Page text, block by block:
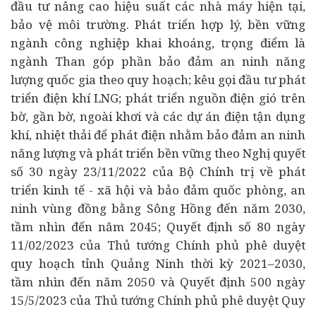
đầu tư nâng cao hiệu suất các nhà máy hiện tại,
bảo vệ môi trường. Phát triển hợp lý, bền vững
ngành công nghiệp khai khoáng, trọng điểm là
ngành Than góp phần bảo đảm an ninh năng
lượng quốc gia theo quy hoạch; kêu gọi đầu tư phát
triển điện khí LNG; phát triển nguồn điện gió trên
bờ, gần bờ, ngoài khơi và các dự án điện tận dụng
khí, nhiệt thải để phát điện nhằm bảo đảm an ninh
năng lượng và phát triển bền vững theo Nghị quyết
số 30 ngày 23/11/2022 của Bộ Chính trị về phát
triển kinh tế - xã hội và bảo đảm quốc phòng, an
ninh vùng đồng bằng Sông Hồng đến năm 2030,
tầm nhìn đến năm 2045; Quyết định số 80 ngày
11/02/2023 của Thủ tướng Chính phủ phê duyệt
quy hoạch tỉnh Quảng Ninh thời kỳ 2021–2030,
tầm nhìn đến năm 2050 và Quyết định 500 ngày
15/5/2023 của Thủ tướng Chính phủ phê duyệt Quy